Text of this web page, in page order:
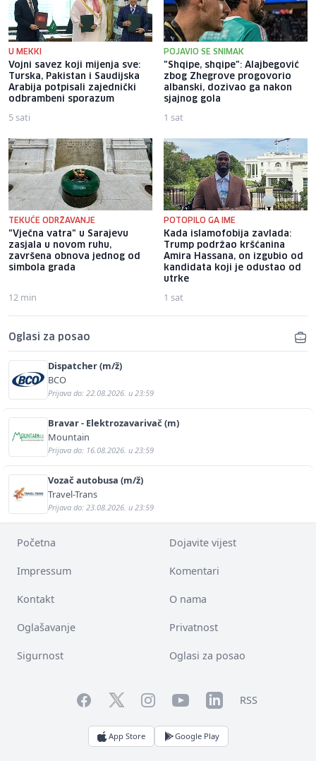
U MEKKI
Vojni savez koji mijenja sve:
Turska, Pakistan i Saudijska
Arabija potpisali zajednički
odbrambeni sporazum
5 sati
POJAVIO SE SNIMAK
"Shqipe, shqipe": Alajbegović
zbog Zhegrove progovorio
albanski, dozivao ga nakon
sjajnog gola
1 sat
TEKUĆE ODRŽAVANJE
"Vječna vatra" u Sarajevu
zasjala u novom ruhu,
završena obnova jednog od
simbola grada
12 min
POTOPILO GA IME
Kada islamofobija zavlada:
Trump podržao kršćanina
Amira Hassana, on izgubio od
kandidata koji je odustao od
utrke
1 sat
Oglasi za posao
Dispatcher (m/ž)
BCO
Prijava do: 22.08.2026. u 23:59
Bravar - Elektrozavarivač (m)
Mountain
Prijava do: 16.08.2026. u 23:59
Vozač autobusa (m/ž)
Travel-Trans
Prijava do: 23.08.2026. u 23:59
Početna Dojavite vijest
Impressum Komentari
Kontakt O nama
Oglašavanje Privatnost
Sigurnost Oglasi za posao
FacebookTwitterInstagramYouTubeLinkedInRSS
App Store Google Play